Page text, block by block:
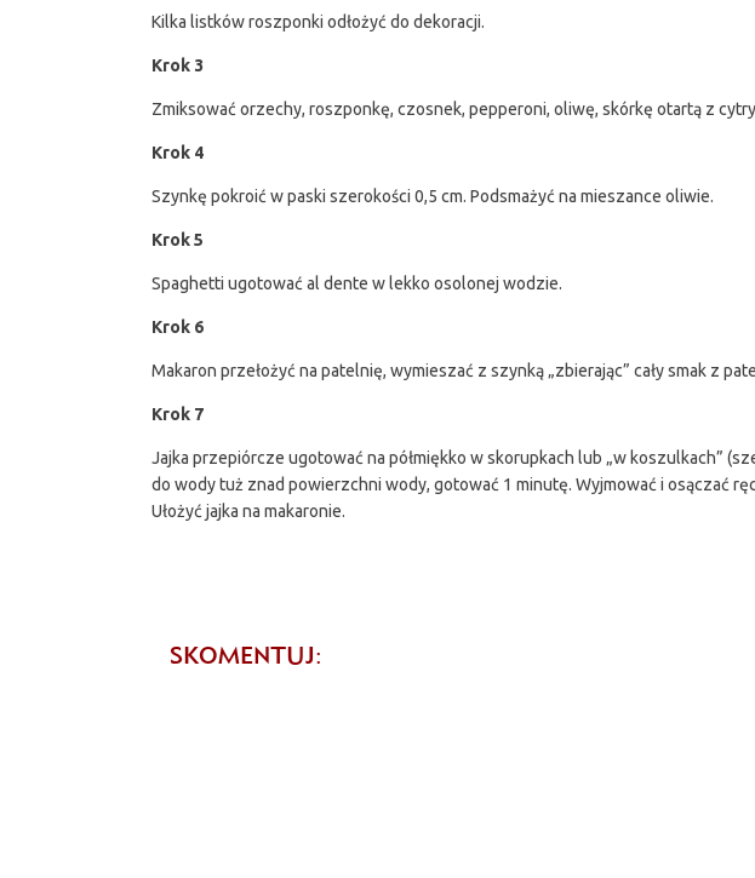
Kilka listków roszponki odłożyć do dekoracji.
Krok 3
Zmiksować orzechy, roszponkę, czosnek, pepperoni, oliwę, skórkę otartą z
Krok 4
Szynkę pokroić w paski szerokości 0,5 cm. Podsmażyć na mieszance oliwie.
Krok 5
Spaghetti ugotować al dente w lekko osolonej wodzie.
Krok 6
Makaron przełożyć na patelnię, wymieszać z szynką „zbierając” cały smak z
Krok 7
Jajka przepiórcze ugotować na półmiękko w skorupkach lub „w koszulkach”
do wody tuż znad powierzchni wody, gotować 1 minutę. Wyjmować i osączać
Ułożyć jajka na makaronie.
SKOMENTUJ: